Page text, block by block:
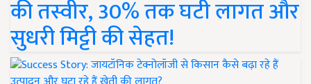
की तस्वीर, 30% तक घटी लागत और
सुधरी मिट्टी की सेहत!